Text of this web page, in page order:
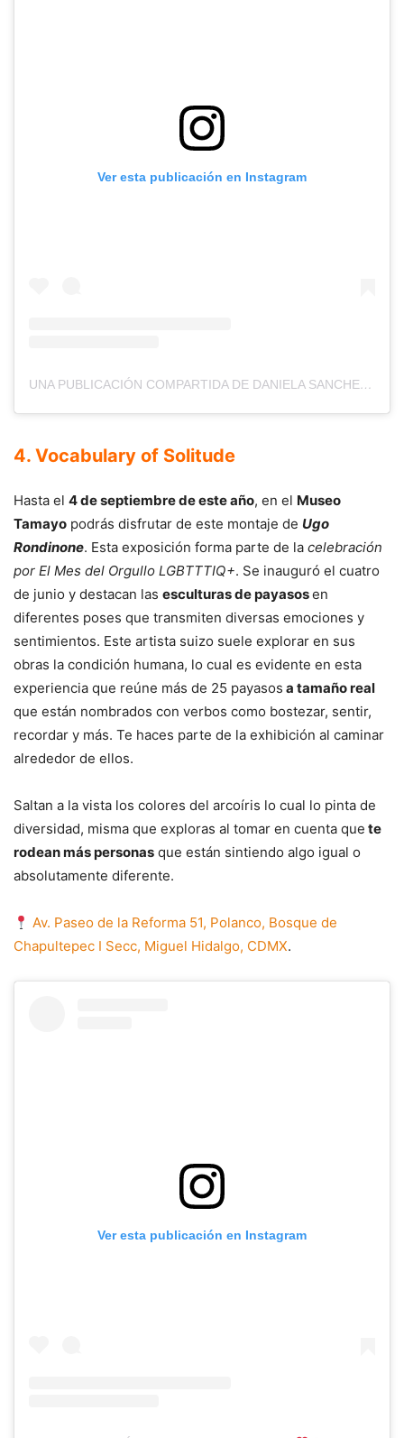
Ver esta publicación en Instagram
UNA PUBLICACIÓN COMPARTIDA DE DANIELA SANCHEZ (@DANIELA_SANCHEZ_M_)
4. Vocabulary of Solitude
Hasta el 4 de septiembre de este año, en el Museo
Tamayo podrás disfrutar de este montaje de Ugo
Rondinone. Esta exposición forma parte de la celebración
por El Mes del Orgullo LGBTTTIQ+. Se inauguró el cuatro
de junio y destacan las esculturas de payasosen
diferentes poses que transmiten diversas emociones y
sentimientos. Este artista suizo suele explorar en sus
obras la condición humana, lo cual es evidente en esta
experiencia que reúne más de 25 payasos a tamaño real
que están nombrados con verbos como bostezar, sentir,
recordar y más. Te haces parte de la exhibición al caminar
alrededor de ellos.
Saltan a la vista los colores del arcoíris lo cual lo pinta de
diversidad, misma que exploras al tomar en cuenta que te
rodean más personas que están sintiendo algo igual o
absolutamente diferente.
Av. Paseo de la Reforma 51, Polanco, Bosque de
Chapultepec I Secc, Miguel Hidalgo, CDMX.
Ver esta publicación en Instagram